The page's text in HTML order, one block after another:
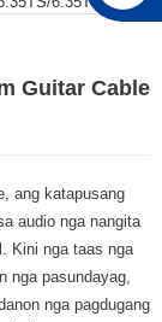
Guitar Cable
ang katapusang
audio nga nangita
Kini nga taas nga
nga pasundayag,
nga pagdugang